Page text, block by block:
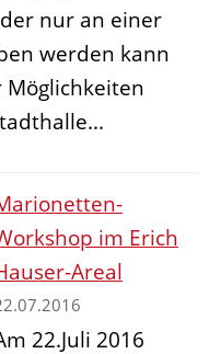
nur an einer
werden kann
im Erich
Areal
22.Juli 2016